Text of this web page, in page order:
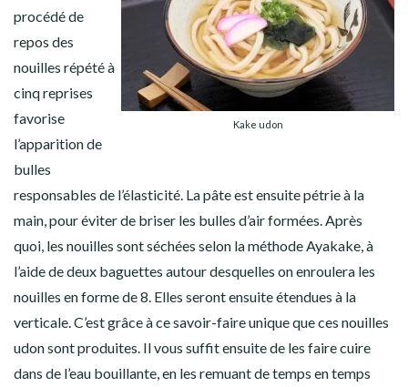
Kake udon
procédé de
repos des
nouilles répété à
cinq reprises
favorise
l’apparition de
bulles
responsables de l’élasticité. La pâte est ensuite pétrie à la
main, pour éviter de briser les bulles d’air formées. Après
quoi, les nouilles sont séchées selon la méthode Ayakake, à
l’aide de deux baguettes autour desquelles on enroulera les
nouilles en forme de 8. Elles seront ensuite étendues à la
verticale. C’est grâce à ce savoir-faire unique que ces nouilles
udon sont produites. Il vous suffit ensuite de les faire cuire
dans de l’eau bouillante, en les remuant de temps en temps